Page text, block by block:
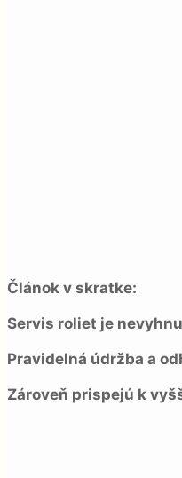
Článok v skratke:
Servis roliet je
Pravidelná údržba a
Zároveň prispejú k